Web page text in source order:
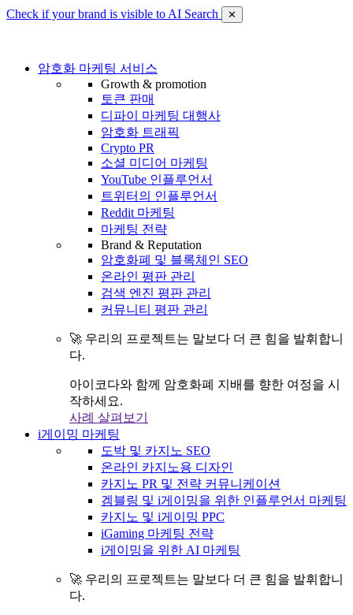
Check if your brand is visible to AI Search ✕
암호화 마케팅 서비스
Growth & promotion
토큰 판매
디파이 마케팅 대행사
암호화 트래픽
Crypto PR
소셜 미디어 마케팅
YouTube 인플루언서
트위터의 인플루언서
Reddit 마케팅
마케팅 전략
Brand & Reputation
암호화폐 및 블록체인 SEO
온라인 평판 관리
검색 엔진 평판 관리
커뮤니티 평판 관리
🚀 우리의 프로젝트는 말보다 더 큰 힘을 발휘합니
다.
아이코다와 함께 암호화폐 지배를 향한 여정을 시
작하세요.
사례 살펴보기
i게이밍 마케팅
도박 및 카지노 SEO
온라인 카지노용 디자인
카지노 PR 및 전략 커뮤니케이션
겜블링 및 i게이밍을 위한 인플루언서 마케팅
카지노 및 i게이밍 PPC
iGaming 마케팅 전략
i게이밍을 위한 AI 마케팅
🚀 우리의 프로젝트는 말보다 더 큰 힘을 발휘합니
다.